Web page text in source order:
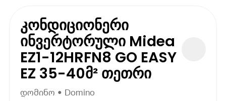
კონდიციონერი
ინვერტორული Midea
EZ1-12HRFN8 GO EASY
EZ 35-40მ² თეთრი
დომინო • Domino